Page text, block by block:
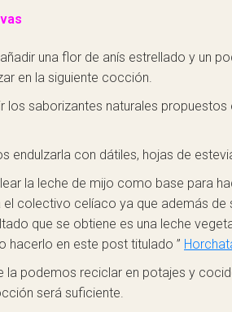
una flor de anís estrellado y un
en la siguiente cocción.
los saborizantes naturales
endulzarla con dátiles, hojas de
la leche de mijo como base para
el colectivo celíaco ya que además
que se obtiene es una leche
hacerlo en este post titulado ”
la podemos reciclar en potajes y
será suficiente.